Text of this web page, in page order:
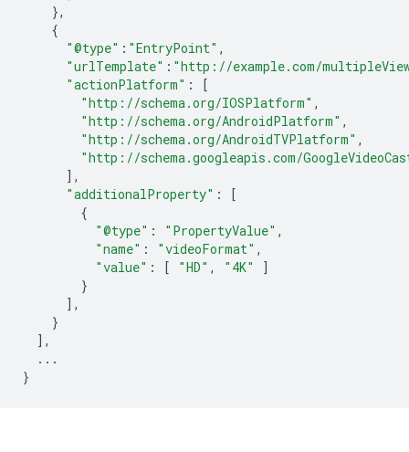
},
{
"@type" : "EntryPoint" ,
"urlTemplate" : "http://example.com/
"actionPlatform" :
[
"http://schema.org/IOSPlatform" ,
"http://schema.org/AndroidPlatform" ,
"http://schema.org/AndroidTVPlatform" ,
"http://schema.googleapis.com/
],
"additionalProperty" :
[
{
"@type" : "PropertyValue" ,
"name" : "videoFormat" ,
"value" : [ "HD" , "4K"
]
}
],
}
],
...
}